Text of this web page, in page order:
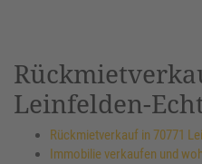
Leinfelden-
Rückmietverkauf in 70771
Immobilie verkaufen und